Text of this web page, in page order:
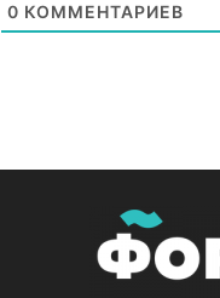
0 КОММЕНТАРИЕВ